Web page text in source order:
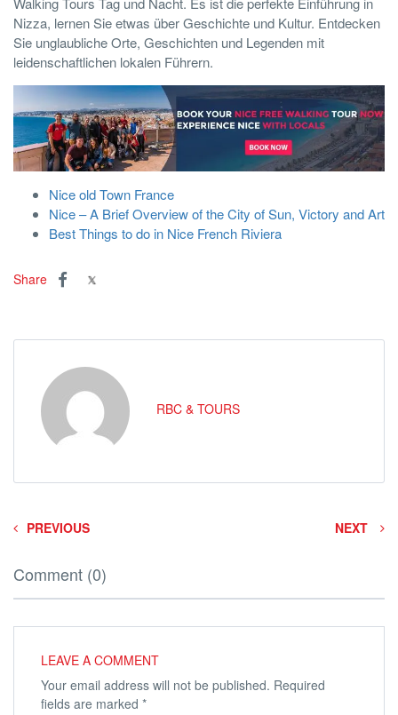
Nizza, lernen Sie etwas über Geschichte und Kultur. Entdecken
Sie unglaubliche Orte, Geschichten und Legenden mit
leidenschaftlichen lokalen Führern.
Nice old Town France
Nice – A Brief Overview of the City of Sun, Victory and Art
Best Things to do in Nice French Riviera
Share
RBC & TOURS
PREVIOUS NEXT
Comment (0)
LEAVE A COMMENT
Your email address will not be published. Required
fields are marked *